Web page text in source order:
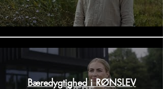
Bæredygtighed i RØNSLEV